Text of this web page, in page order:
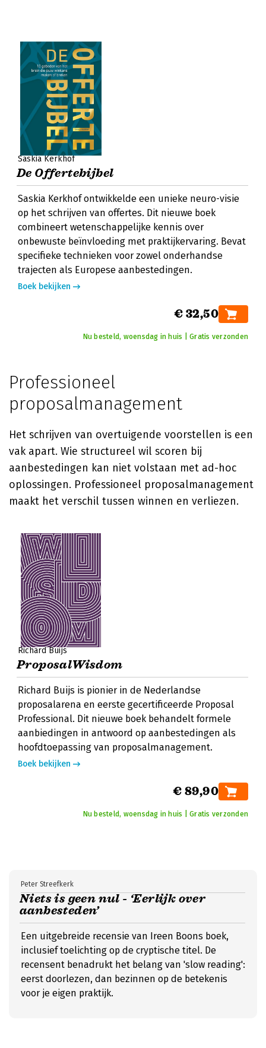
Saskia Kerkhof
De Offertebijbel
Saskia Kerkhof ontwikkelde een unieke neuro-visie
op het schrijven van offertes. Dit nieuwe boek
combineert wetenschappelijke kennis over
onbewuste beïnvloeding met praktijkervaring. Bevat
specifieke technieken voor zowel onderhandse
trajecten als Europese aanbestedingen.
Boek bekijken
€ 32,50
Nu besteld, woensdag in huis | Gratis verzonden
Professioneel
proposalmanagement
Het schrijven van overtuigende voorstellen is een
vak apart. Wie structureel wil scoren bij
aanbestedingen kan niet volstaan met ad-hoc
oplossingen. Professioneel proposalmanagement
maakt het verschil tussen winnen en verliezen.
Richard Buijs
ProposalWisdom
Richard Buijs is pionier in de Nederlandse
proposalarena en eerste gecertificeerde Proposal
Professional. Dit nieuwe boek behandelt formele
aanbiedingen in antwoord op aanbestedingen als
hoofdtoepassing van proposalmanagement.
Boek bekijken
€ 89,90
Nu besteld, woensdag in huis | Gratis verzonden
Niets is geen nul - ‘Eerlijk over
aanbesteden’
Peter Streefkerk
Een uitgebreide recensie van Ireen Boons boek,
inclusief toelichting op de cryptische titel. De
recensent benadrukt het belang van 'slow reading':
eerst doorlezen, dan bezinnen op de betekenis
voor je eigen praktijk.